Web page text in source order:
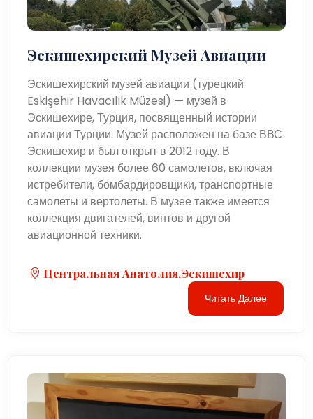
Эскишехирский Музей Авиации
Эскишехирский музей авиации (турецкий:
Eskişehir Havacılık Müzesi) — музей в
Эскишехире, Турция, посвященный истории
авиации Турции. Музей расположен на базе ВВС
Эскишехир и был открыт в 2012 году. В
коллекции музея более 60 самолетов, включая
истребители, бомбардировщики, транспортные
самолеты и вертолеты. В музее также имеется
коллекция двигателей, винтов и другой
авиационной техники.
Центральная Анатолия,Эскишехир
Читать Далее